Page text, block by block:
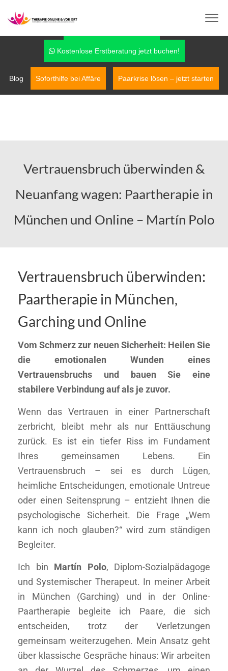
Kostenlose Erstberatung jetzt buchen!
Blog Soforthilfe bei Affäre Paarkrise lösen – jetzt starten
Vertrauensbruch überwinden &
Neuanfang wagen: Paartherapie in
München und Online – Martín Polo
Vertrauensbruch überwinden:
Paartherapie in München,
Garching und Online
Vom Schmerz zur neuen Sicherheit: Heilen Sie
die emotionalen Wunden eines
Vertrauensbruchs und bauen Sie eine
stabilere Verbindung auf als je zuvor.
Wenn das Vertrauen in einer Partnerschaft
zerbricht, bleibt mehr als nur Enttäuschung
zurück. Es ist ein tiefer Riss im Fundament
Ihres gemeinsamen Lebens. Ein
Vertrauensbruch – sei es durch Lügen,
heimliche Entscheidungen, emotionale Untreue
oder einen Seitensprung – entzieht Ihnen die
psychologische Sicherheit. Die Frage „Wem
kann ich noch glauben?“ wird zum ständigen
Begleiter.
Ich bin Martín Polo, Diplom-Sozialpädagoge
und Systemischer Therapeut. In meiner Arbeit
in München (Garching) und in der Online-
Paartherapie begleite ich Paare, die sich
entscheiden, trotz der Verletzungen
gemeinsam weiterzugehen. Mein Ansatz geht
über klassische Gespräche hinaus: Wir arbeiten